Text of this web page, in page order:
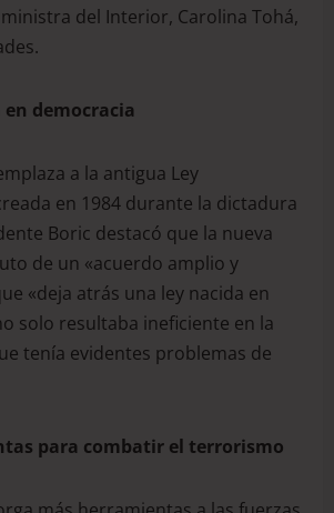
del Interior, Carolina Tohá,
democracia
a la antigua Ley
en 1984 durante la dictadura
Boric destacó que la nueva
de un «acuerdo amplio y
«deja atrás una ley nacida en
solo resultaba ineficiente en la
tenía evidentes problemas de
para combatir el terrorismo